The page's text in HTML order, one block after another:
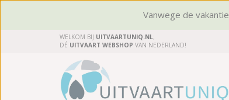
Vanwege de
WELKOM BIJ UITVAARTUNIQ.NL;
DÉ UITVAART WEBSHOP VAN NEDERLAND!